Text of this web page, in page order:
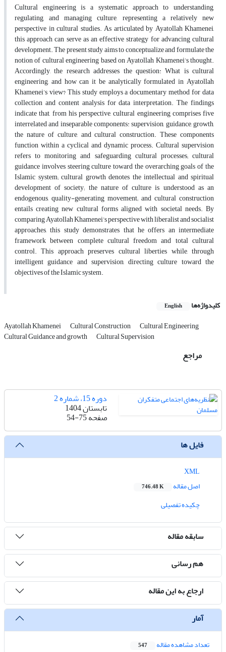
Cultural engineering is a systematic approach to understanding,
regulating, and managing culture, representing a relatively new
perspective in cultural studies. As articulated by Ayatollah Khamenei,
this approach can serve as an effective strategy for advancing cultural
development. The present study aims to conceptualize and formulate the
notion of cultural engineering based on Ayatollah Khamenei’s thought.
Accordingly, the research addresses the question: What is cultural
engineering, and how can it be analytically formulated in Ayatollah
Khamenei’s view? This study employs a documentary method for data
collection and content analysis for data interpretation. The findings
indicate that, from his perspective, cultural engineering comprises five
interrelated and inseparable components: supervision, guidance, growth,
the nature of culture, and cultural construction. These components
function within a cyclical and dynamic process. Cultural supervision
refers to monitoring and safeguarding cultural processes; cultural
guidance involves steering culture toward the overarching goals of the
Islamic system; cultural growth denotes the intellectual and spiritual
development of society; the nature of culture is understood as an
endogenous, quality-generating movement; and cultural construction
entails creating new cultural forms aligned with societal needs. By
comparing Ayatollah Khamenei’s perspective with liberalist and socialist
approaches, this study demonstrates that he offers an intermediate
framework between complete cultural freedom and total cultural
control. This approach preserves cultural liberties while, through
intelligent guidance and supervision, directing culture toward the
objectives of the Islamic system.
کلیدواژه‌ها English
Ayatollah Khamenei Cultural Construction Cultural Engineering
Cultural Guidance and growth Cultural Supervision
مراجع
دوره 15، شماره 2
تابستان 1404
صفحه54-75
فایل ها
اصل مقاله
746.48 K
چکیده تفصیلی
سابقه مقاله
هم رسانی
ارجاع به این مقاله
آمار
تعداد مشاهده مقاله 547